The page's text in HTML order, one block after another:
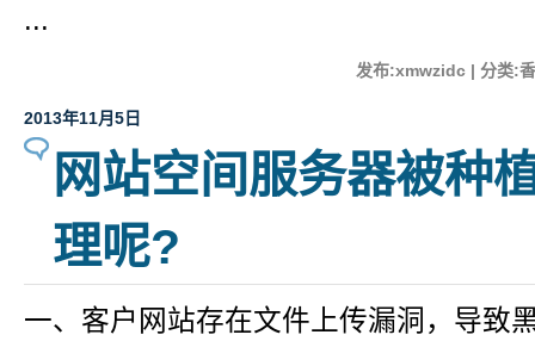
...
发布:xmwzidc | 分类:
2013年11月5日
网站空间服务器被种
理呢?
一、客户网站存在文件上传漏洞，导致